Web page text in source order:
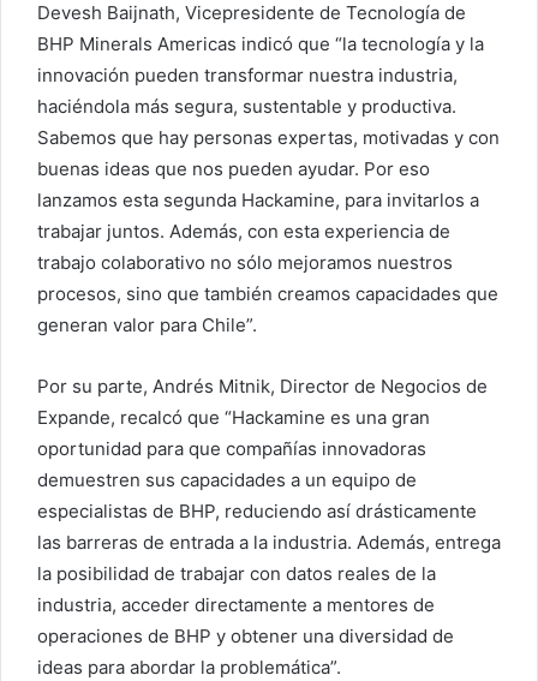
Devesh Baijnath, Vicepresidente de Tecnología de
BHP Minerals Americas indicó que “la tecnología y la
innovación pueden transformar nuestra industria,
haciéndola más segura, sustentable y productiva.
Sabemos que hay personas expertas, motivadas y con
buenas ideas que nos pueden ayudar. Por eso
lanzamos esta segunda Hackamine, para invitarlos a
trabajar juntos. Además, con esta experiencia de
trabajo colaborativo no sólo mejoramos nuestros
procesos, sino que también creamos capacidades que
generan valor para Chile”.
Por su parte, Andrés Mitnik, Director de Negocios de
Expande, recalcó que “Hackamine es una gran
oportunidad para que compañías innovadoras
demuestren sus capacidades a un equipo de
especialistas de BHP, reduciendo así drásticamente
las barreras de entrada a la industria. Además, entrega
la posibilidad de trabajar con datos reales de la
industria, acceder directamente a mentores de
operaciones de BHP y obtener una diversidad de
ideas para abordar la problemática”.